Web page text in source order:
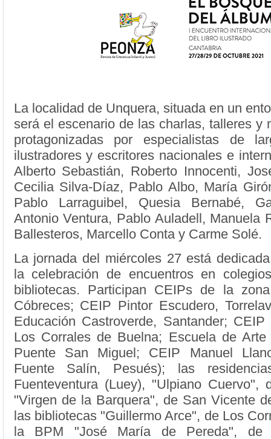
La localidad de Unquera, situada en un
será el escenario de las charlas, talleres y
protagonizadas por especialistas de
ilustradores y escritores nacionales e
Alberto Sebastián, Roberto Innocenti,
Cecilia Silva-Díaz, Pablo Albo, María
Pablo Larraguibel, Quesia Bernabé,
Antonio Ventura, Pablo Auladell, Manuela
Ballesteros, Marcello Conta y Carme Solé.
La jornada del miércoles 27 está
la celebración de encuentros en
bibliotecas. Participan CEIPs de la
Cóbreces; CEIP Pintor Escudero,
Educación Castroverde, Santander;
Los Corrales de Buelna; Escuela de Arte
Puente San Miguel; CEIP Manuel
Fuente Salín, Pesués); las
Fuenteventura (Luey), "Ulpiano Cuervo",
"Virgen de la Barquera", de San Vicente
las bibliotecas "Guillermo Arce", de Los
la BPM "José María de Pereda", de